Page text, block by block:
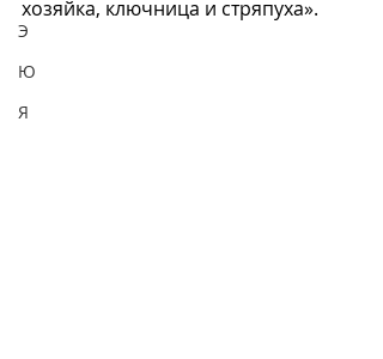
Э
Ю
Я
хозяйка, ключница и стряпуха».